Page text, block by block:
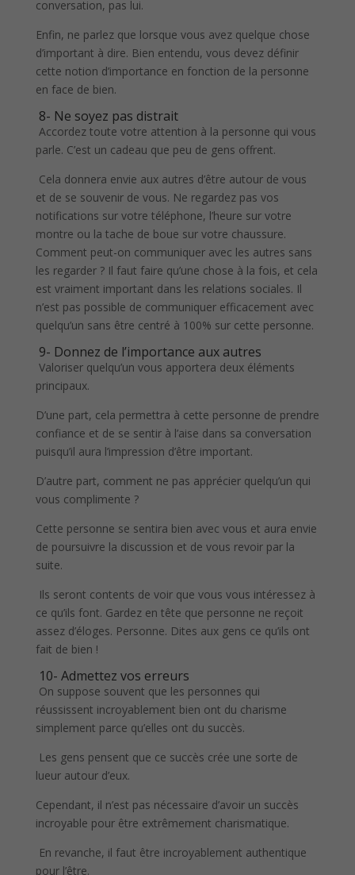
conversation, pas lui.
Enfin, ne parlez que lorsque vous avez quelque chose
d’important à dire. Bien entendu, vous devez définir
cette notion d’importance en fonction de la personne
en face de bien.
8- Ne soyez pas distrait
Accordez toute votre attention à la personne qui vous
parle. C’est un cadeau que peu de gens offrent.
Cela donnera envie aux autres d’être autour de vous
et de se souvenir de vous. Ne regardez pas vos
notifications sur votre téléphone, l’heure sur votre
montre ou la tache de boue sur votre chaussure.
Comment peut-on communiquer avec les autres sans
les regarder ? Il faut faire qu’une chose à la fois, et cela
est vraiment important dans les relations sociales. Il
n’est pas possible de communiquer efficacement avec
quelqu’un sans être centré à 100% sur cette personne.
9- Donnez de l’importance aux autres
Valoriser quelqu’un vous apportera deux éléments
principaux.
D’une part, cela permettra à cette personne de prendre
confiance et de se sentir à l’aise dans sa conversation
puisqu’il aura l’impression d’être important.
D’autre part, comment ne pas apprécier quelqu’un qui
vous complimente ?
Cette personne se sentira bien avec vous et aura envie
de poursuivre la discussion et de vous revoir par la
suite.
Ils seront contents de voir que vous vous intéressez à
ce qu’ils font. Gardez en tête que personne ne reçoit
assez d’éloges. Personne. Dites aux gens ce qu’ils ont
fait de bien !
10- Admettez vos erreurs
On suppose souvent que les personnes qui
réussissent incroyablement bien ont du charisme
simplement parce qu’elles ont du succès.
Les gens pensent que ce succès crée une sorte de
lueur autour d’eux.
Cependant, il n’est pas nécessaire d’avoir un succès
incroyable pour être extrêmement charismatique.
En revanche, il faut être incroyablement authentique
pour l’être.